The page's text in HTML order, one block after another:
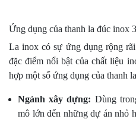
Ứng dụng của thanh la đúc inox
La inox có sự ứng dụng rộng
đặc điểm nổi bật của chất liệu
hợp một số ứng dụng của thanh
Ngành xây dựng: Dùng
mô lớn đến những dự án nhỏ